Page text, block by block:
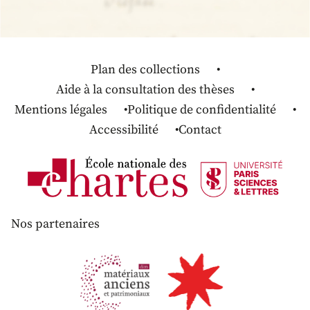
Plan des collections
Aide à la consultation des thèses
Mentions légales
Politique de confidentialité
Accessibilité
Contact
Nos partenaires